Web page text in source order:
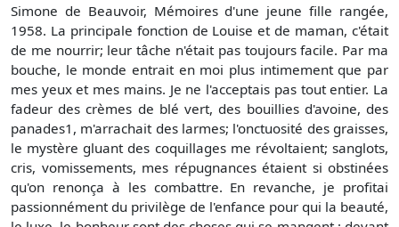
Simone de Beauvoir, Mémoires d'une jeune fille rangée,
1958. La principale fonction de Louise et de maman, c'était
de me nourrir; leur tâche n'était pas toujours facile. Par ma
bouche, le monde entrait en moi plus intimement que par
mes yeux et mes mains. Je ne l'acceptais pas tout entier. La
fadeur des crèmes de blé vert, des bouillies d'avoine, des
panades1, m'arrachait des larmes; l'onctuosité des graisses,
le mystère gluant des coquillages me révoltaient; sanglots,
cris, vomissements, mes répugnances étaient si obstinées
qu'on renonça à les combattre. En revanche, je profitai
passionnément du privilège de l'enfance pour qui la beauté,